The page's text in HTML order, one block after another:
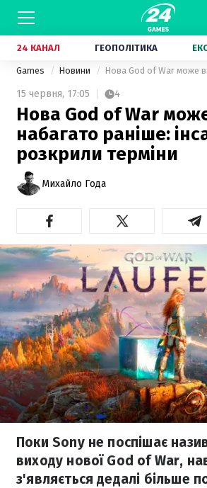
24 КАНАЛ ГЕОПОЛІТИКА
Games Новини
15 червня, 17:05 4
Нова God of War
набагато раніше:
розкрили терміни
Михайло Года
Поки Sony не поспішає
виходу нової God of War,
з'являється дедалі більше